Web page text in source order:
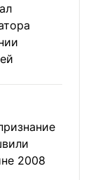
2008